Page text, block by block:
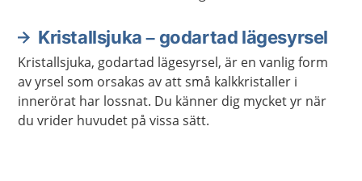
Kristallsjuka – godartad lägesyrsel
Kristallsjuka, godartad lägesyrsel, är en vanlig form
av yrsel som orsakas av att små kalkkristaller i
innerörat har lossnat. Du känner dig mycket yr när
du vrider huvudet på vissa sätt.